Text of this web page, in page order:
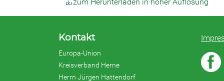
Kontakt
Europa-Union
Kreisverband Herne
Herrn Jürgen Hattendorf